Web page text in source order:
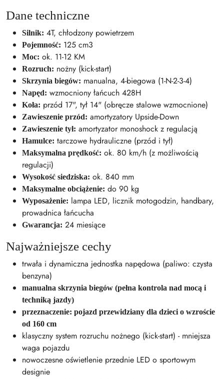
Dane techniczne
Silnik: 4T, chłodzony powietrzem
Pojemność: 125 cm3
Moc: ok. 11-12 KM
Rozruch: nożny (kick-start)
Skrzynia biegów: manualna, 4-biegowa (1-N-2-3-4)
Napęd: wzmocniony łańcuch 428H
Koła: przód 17", tył 14" (obręcze stalowe wzmocnione)
Zawieszenie przód: amortyzatory Upside-Down
Zawieszenie tył: amortyzator monoshock z regulacją
Hamulce: tarczowe hydrauliczne (przód i tył)
Maksymalna prędkość: ok. 80 km/h (z możliwością
regulacji)
Wysokość siedziska: ok. 840 mm
Maksymalne obciążenie: do 90 kg
Wyposażenie: lampa LED, licznik motogodzin, handbary,
prowadnica łańcucha
Gwarancja: 24 miesiące
Najważniejsze cechy
trwała i dynamiczna jednostka napędowa (paliwo: czysta
benzyna)
manualna skrzynia biegów (pełna kontrola nad mocą i
techniką jazdy)
przeznaczenie: pojazd przewidziany dla dzieci o wzroście
od 160 cm
klasyczny system rozruchu nożnego (kick-start) - mniejsza
waga pojazdu
nowoczesne oświetlenie przednie LED o sportowym
designie